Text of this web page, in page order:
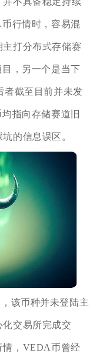
行情时，容易混
打分布式存储赛
，另一个是当下
者截至目前并未发
指向存储赛道旧
的信息误区。
该币种并未登陆主
交易所完成交
情，VEDA币曾经